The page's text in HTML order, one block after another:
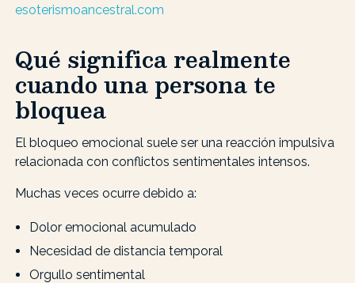
esoterismoancestral.com
Qué significa realmente
cuando una persona te
bloquea
El bloqueo emocional suele ser una reacción impulsiva
relacionada con conflictos sentimentales intensos.
Muchas veces ocurre debido a:
Dolor emocional acumulado
Necesidad de distancia temporal
Orgullo sentimental